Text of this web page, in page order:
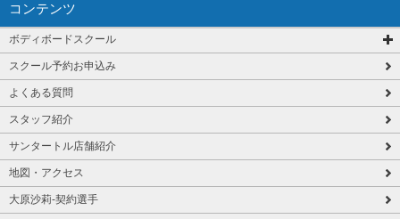
コンテンツ
ボディボードスクール
スクール予約お申込み
よくある質問
スタッフ紹介
サンタートル店舗紹介
地図・アクセス
大原沙莉-契約選手